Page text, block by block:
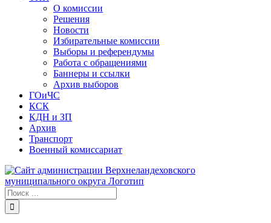
О комиссии
Решения
Новости
Избирательные комиссии
Выборы и референдумы
Работа с обращениями
Баннеры и ссылки
Архив выборов
ГОиЧС
КСК
КДН и ЗП
Архив
Транспорт
Военный комиссариат
Результат
поиска: